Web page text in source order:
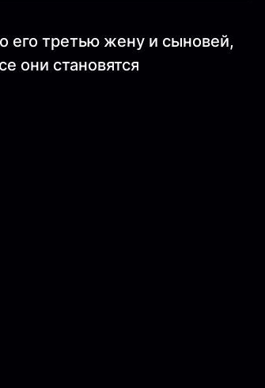
его третью жену и сыновей,
они становятся